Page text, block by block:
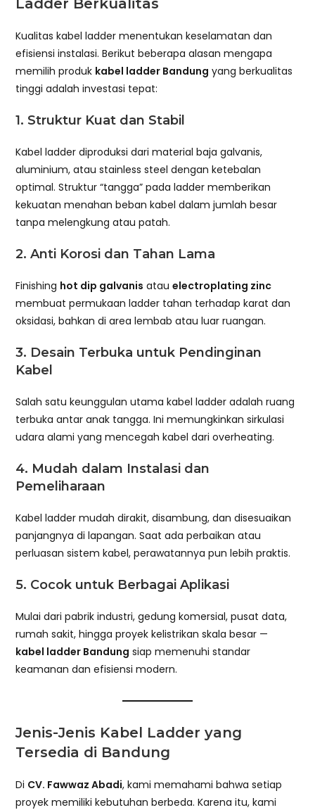
Kualitas kabel ladder menentukan keselamatan dan
efisiensi instalasi. Berikut beberapa alasan mengapa
memilih produk kabel ladder Bandung yang berkualitas
tinggi adalah investasi tepat:
1. Struktur Kuat dan Stabil
Kabel ladder diproduksi dari material baja galvanis,
aluminium, atau stainless steel dengan ketebalan
optimal. Struktur “tangga” pada ladder memberikan
kekuatan menahan beban kabel dalam jumlah besar
tanpa melengkung atau patah.
2. Anti Korosi dan Tahan Lama
Finishing hot dip galvanis atauelectroplating zinc
membuat permukaan ladder tahan terhadap karat dan
oksidasi, bahkan di area lembab atau luar ruangan.
3. Desain Terbuka untuk Pendinginan
Kabel
Salah satu keunggulan utama kabel ladder adalah ruang
terbuka antar anak tangga. Ini memungkinkan sirkulasi
udara alami yang mencegah kabel dari overheating.
4. Mudah dalam Instalasi dan
Pemeliharaan
Kabel ladder mudah dirakit, disambung, dan disesuaikan
panjangnya di lapangan. Saat ada perbaikan atau
perluasan sistem kabel, perawatannya pun lebih praktis.
5. Cocok untuk Berbagai Aplikasi
Mulai dari pabrik industri, gedung komersial, pusat data,
rumah sakit, hingga proyek kelistrikan skala besar —
kabel ladder Bandung siap memenuhi standar
keamanan dan efisiensi modern.
Jenis-Jenis Kabel Ladder yang
Tersedia di Bandung
Di CV. Fawwaz Abadi, kami memahami bahwa setiap
proyek memiliki kebutuhan berbeda. Karena itu, kami